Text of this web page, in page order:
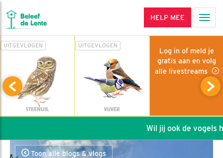
HELP MEE
UITGEVLOGEN
STEENUIL
UITGEVLOGEN
VIJVER
Log in of meld je
gratis aan en volg
alle livestreams
Wil jij ook de vogels
Toon alle blogs & vlogs